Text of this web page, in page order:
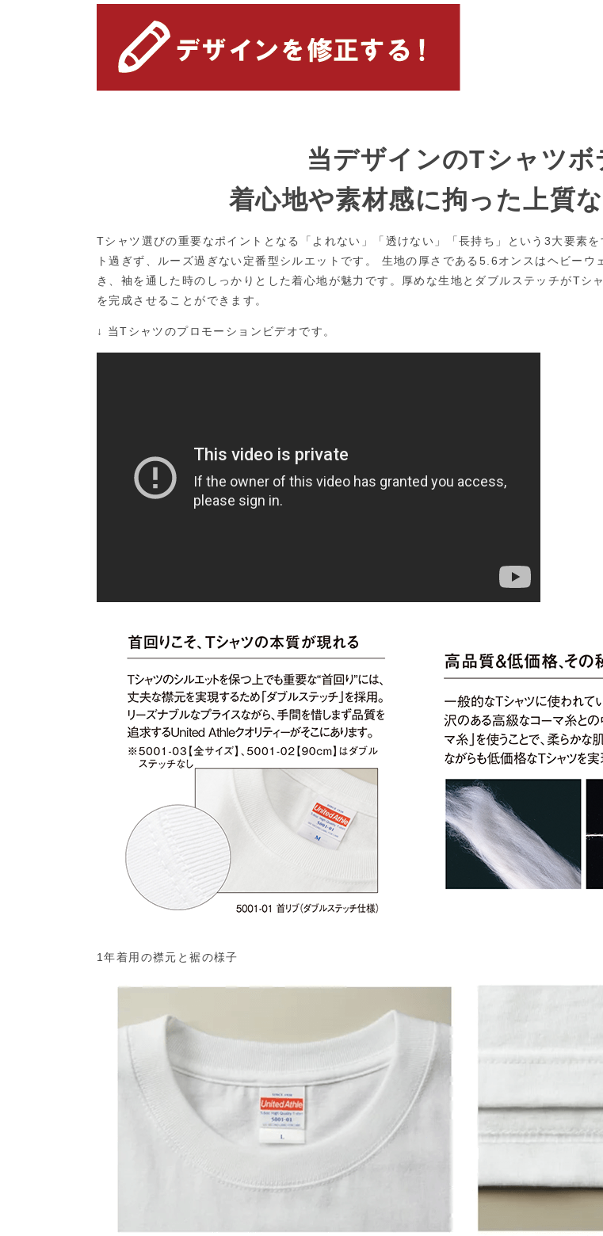
当デザインのTシャツボ
着心地や素材感に拘った上質
Tシャツ選びの重要なポイントとなる「よれない」「透けない」「長持ち」という3大要素
ト過ぎず、ルーズ過ぎない定番型シルエットです。 生地の厚さである5.6オンスはヘビー
き、袖を通した時のしっかりとした着心地が魅力です。厚めな生地とダブルステッチがT
を完成させることができます。
↓ 当Tシャツのプロモーションビデオです。
1年着用の襟元と裾の様子